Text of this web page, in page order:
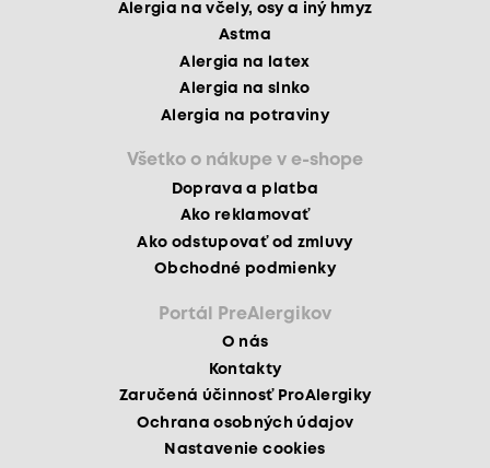
Alergia na včely, osy a iný hmyz
Astma
Alergia na latex
Alergia na slnko
Alergia na potraviny
Všetko o nákupe v e-shope
Doprava a platba
Ako reklamovať
Ako odstupovať od zmluvy
Obchodné podmienky
Portál PreAlergikov
O nás
Kontakty
Zaručená účinnosť ProAlergiky
Ochrana osobných údajov
Nastavenie cookies